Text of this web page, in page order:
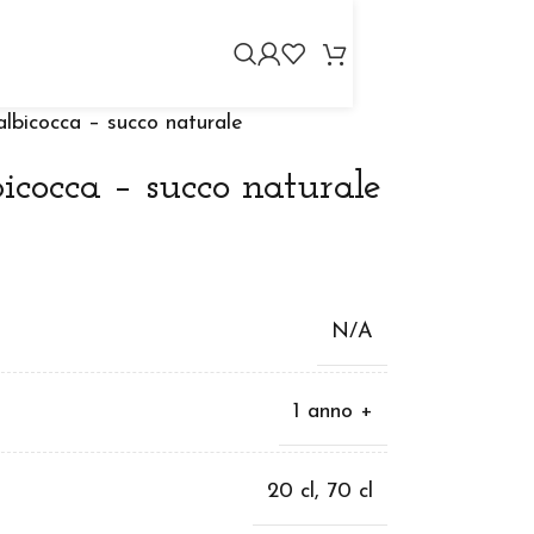
– succo naturale
– succo naturale
N/A
1 anno +
20 cl, 70 cl